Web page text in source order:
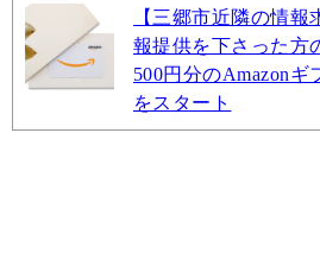
【三郷市近隣の情
報提供を下さった方
500円分のAmazon
をスタート